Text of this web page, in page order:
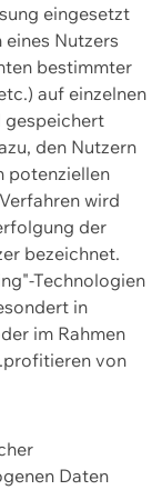
eingesetzt
eines Nutzers
bestimmter
auf einzelnen
gespeichert
den Nutzern
potenziellen
wird
der
bezeichnet.
Technologien
in
im Rahmen
von
Daten